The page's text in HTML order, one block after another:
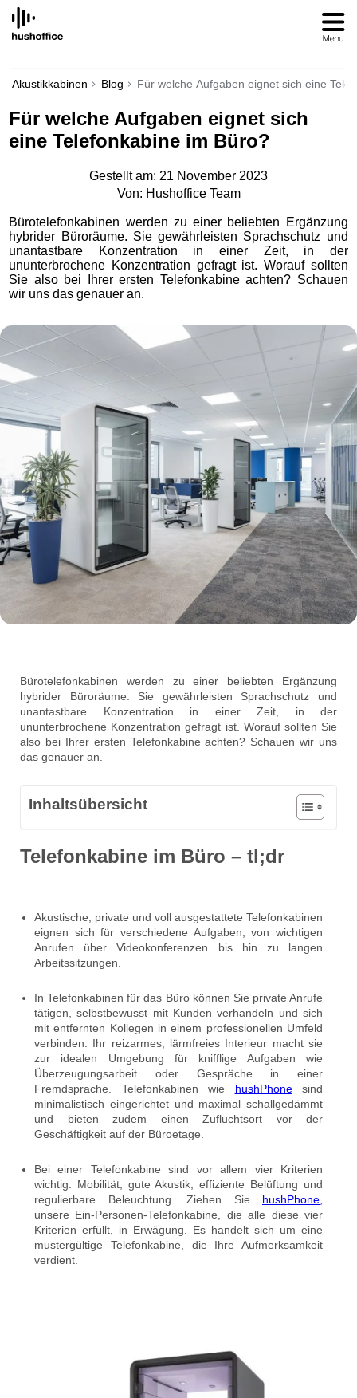
SKIP
CONTENT
Akustikkabinen Blog Für welche Aufgaben eignet sich eine
Für welche Aufgaben eignet sich
eine Telefonkabine im Büro?
Gestellt am: 21 November 2023
Von: Hushoffice Team
Bürotelefonkabinen werden zu einer beliebten Ergänzung
hybrider Büroräume. Sie gewährleisten Sprachschutz und
unantastbare Konzentration in einer Zeit, in der
ununterbrochene Konzentration gefragt ist. Worauf sollten
Sie also bei Ihrer ersten Telefonkabine achten? Schauen
wir uns das genauer an.
Bürotelefonkabinen werden zu einer beliebten Ergänzung
hybrider Büroräume. Sie gewährleisten Sprachschutz und
unantastbare Konzentration in einer Zeit, in der
ununterbrochene Konzentration gefragt ist. Worauf sollten Sie
also bei Ihrer ersten Telefonkabine achten? Schauen wir uns
das genauer an.
Inhaltsübersicht
Telefonkabine im Büro – tl;dr
Akustische, private und voll ausgestattete Telefonkabinen
eignen sich für verschiedene Aufgaben, von wichtigen
Anrufen über Videokonferenzen bis hin zu langen
Arbeitssitzungen.
In Telefonkabinen für das Büro können Sie private Anrufe
tätigen, selbstbewusst mit Kunden verhandeln und sich
mit entfernten Kollegen in einem professionellen Umfeld
verbinden. Ihr reizarmes, lärmfreies Interieur macht sie
zur idealen Umgebung für knifflige Aufgaben wie
Überzeugungsarbeit oder Gespräche in einer
Fremdsprache. Telefonkabinen wie hushPhonesind
minimalistisch eingerichtet und maximal schallgedämmt
und bieten zudem einen Zufluchtsort vor der
Geschäftigkeit auf der Büroetage.
Bei einer Telefonkabine sind vor allem vier Kriterien
wichtig: Mobilität, gute Akustik, effiziente Belüftung und
regulierbare Beleuchtung. Ziehen Sie hushPhone,
unsere Ein-Personen-Telefonkabine, die alle diese vier
Kriterien erfüllt, in Erwägung. Es handelt sich um eine
mustergültige Telefonkabine, die Ihre Aufmerksamkeit
verdient.